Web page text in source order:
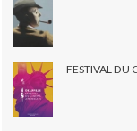
FESTIVAL DU